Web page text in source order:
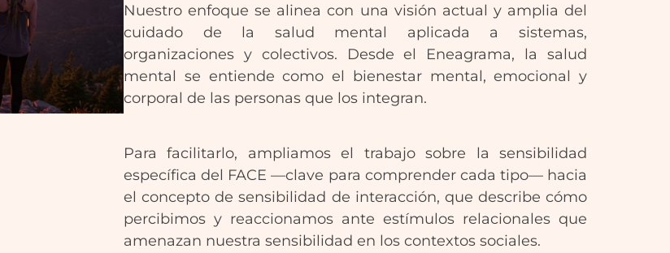
Nuestro enfoque se alinea con una visión actual y amplia del
cuidado de la salud mental aplicada a sistemas,
organizaciones y colectivos. Desde el Eneagrama, la salud
mental se entiende como el bienestar mental, emocional y
corporal de las personas que los integran.
Para facilitarlo, ampliamos el trabajo sobre la sensibilidad
específica del FACE —clave para comprender cada tipo— hacia
el concepto de sensibilidad de interacción, que describe cómo
percibimos y reaccionamos ante estímulos relacionales que
amenazan nuestra sensibilidad en los contextos sociales.